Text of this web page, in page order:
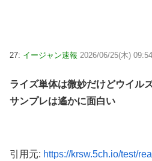
27: イージャン速報 2026/06/25(木)
ライズ単体は微妙だけどウイル
サンプレは遙かに面白い
引用元: https://krsw.5ch.io/test/